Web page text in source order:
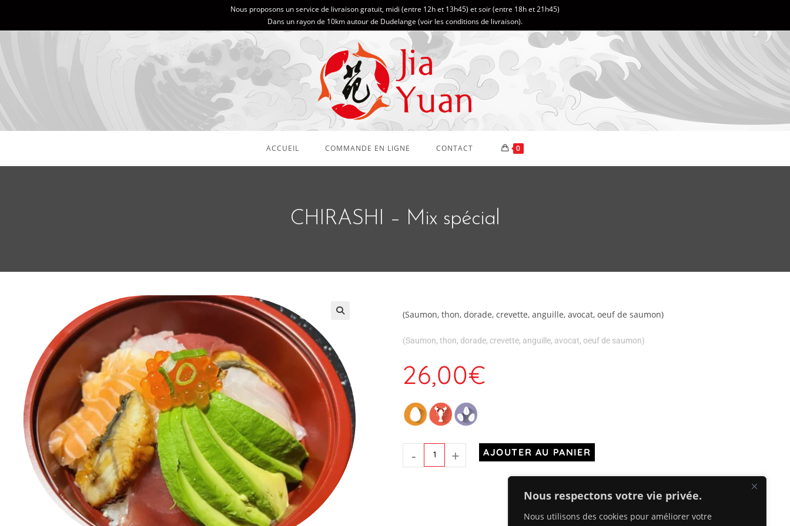
Nous respectons votre vie privée.
Nous utilisons des cookies pour améliorer votre
Nous proposons un service de livraison gratuit, midi (entre 12h et 13h45) et soir (entre 18h et 21h45)
Dans un rayon de 10km autour de Dudelange (voir les conditions de livraison).
ACCUEIL COMMANDE EN LIGNE CONTACT 0
CHIRASHI – Mix spécial
(Saumon, thon, dorade, crevette, anguille, avocat, oeuf de saumon)
(Saumon, thon, dorade, crevette, anguille, avocat, oeuf de saumon)
26,00€
- + AJOUTER AU PANIER